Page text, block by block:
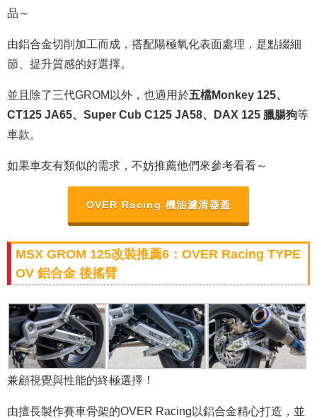
品～
由鋁合金切削加工而成，搭配陽極氧化表面處理， 是點綴細
節、提升質感的好選擇。
並且除了三代GROM以外，也適用於五檔Monkey 125、
CT125 JA65、Super Cub C125 JA58、DAX 125 臘腸狗等
車款。
如果車友有類似的需求，不妨推薦他們來參考看看～
OVER Racing 機油濾清器蓋
MSX GROM 125改裝推薦6：OVER Racing TYPE
OV 鋁合金 後搖臂
兼顧視覺與性能的終極選擇！
由擅長製作賽車骨架的OVER Racing以鋁合金精心打造，並